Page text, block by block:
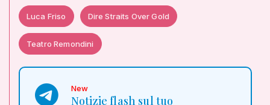
Luca Friso Dire Straits Over Gold
Teatro Remondini
New
Notizie flash sul tuo